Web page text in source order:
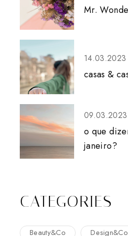
Mr.
14.03.2023
casas &
09.03.2023
o que
janeiro?
CATEGORIES
Beauty&Co
Design&Co